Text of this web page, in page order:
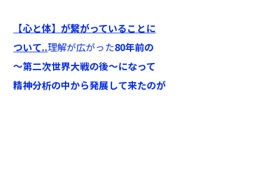
【心と体】が繋がっていることに
ついて..理解が広がった80年前の
～第二次世界大戦の後～になって
精神分析の中から発展して来たのが